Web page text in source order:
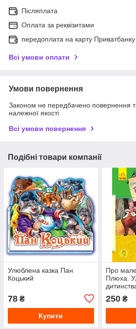
Післяплата
Оплата за реквізитами
передоплата на карту Приватбанку
Всі умови оплати
Умови повернення
Законом не передбачено повернення
належної якості
Всі умови повернення
Подібні товари компанії
Улюблена казка Пан
Коцький
78 ₴
Купити
Про
Плюха.
250₴